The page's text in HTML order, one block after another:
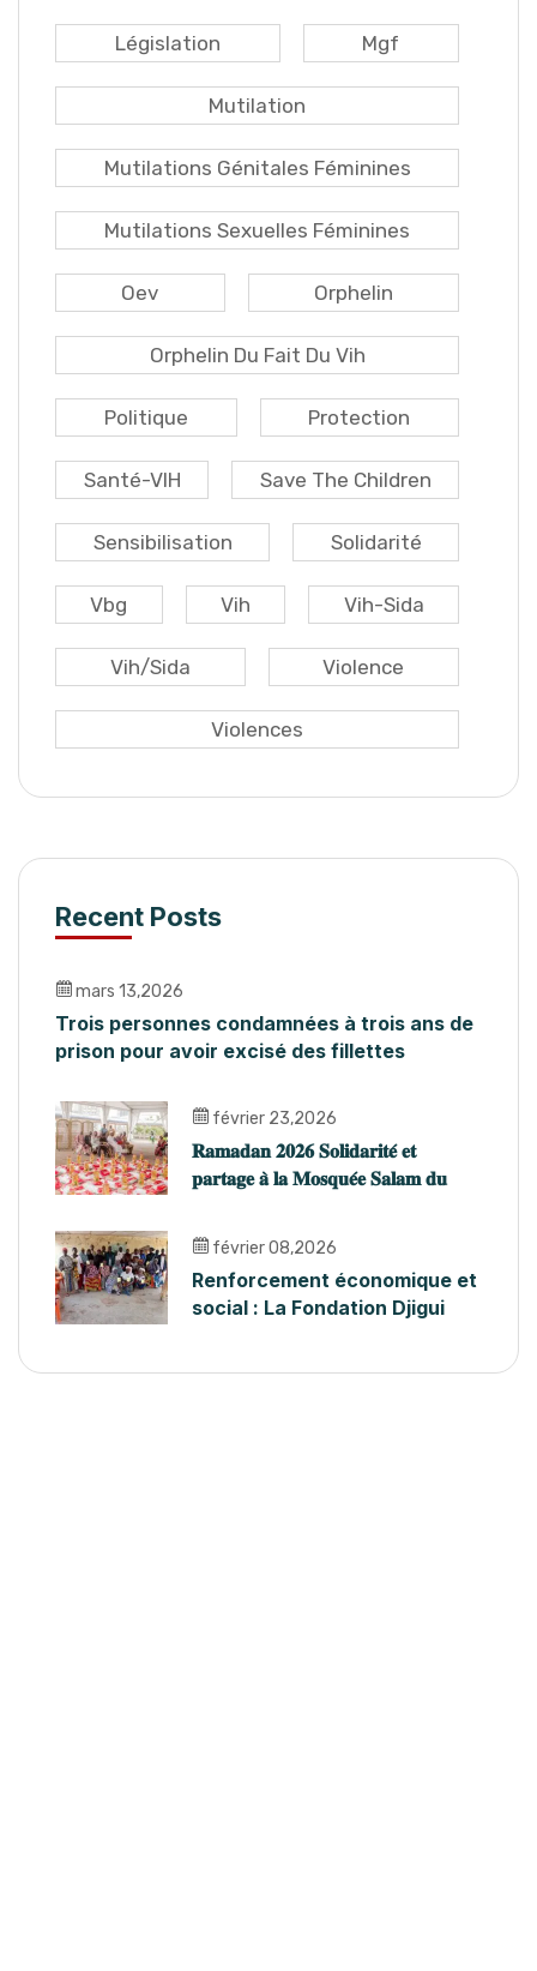
Législation Mgf
Mutilation
Mutilations Génitales Féminines
Mutilations Sexuelles Féminines
Oev Orphelin
Orphelin Du Fait Du Vih
Politique Protection
Santé-VIH Save The Children
Sensibilisation Solidarité
Vbg Vih Vih-Sida
Vih/sida Violence
Violences
Recent Posts
mars 13,2026
Trois personnes condamnées à trois ans de
prison pour avoir excisé des fillettes
février 23,2026
𝐑𝐚𝐦𝐚𝐝𝐚𝐧 𝟐𝟎𝟐𝟔 𝐒𝐨𝐥𝐢𝐝𝐚𝐫𝐢𝐭𝐞́ 𝐞𝐭
𝐩𝐚𝐫𝐭𝐚𝐠𝐞 𝐚̀ 𝐥𝐚 𝐌𝐨𝐬𝐪𝐮𝐞́𝐞 𝐒𝐚𝐥𝐚𝐦 𝐝𝐮
février 08,2026
Renforcement économique et
social : La Fondation Djigui